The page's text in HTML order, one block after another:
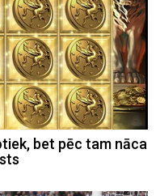
bet pēc tam nāca